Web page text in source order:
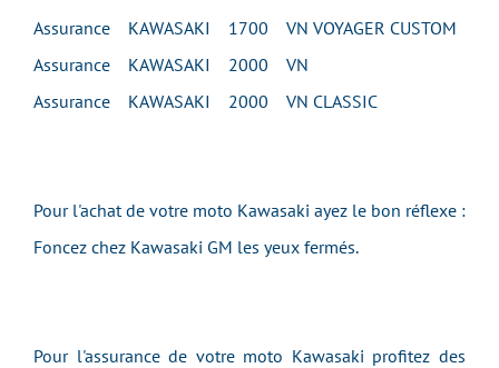
Assurance KAWASAKI 1700 VN VOYAGER CUSTOM
Assurance KAWASAKI 2000 VN
Assurance KAWASAKI 2000 VN CLASSIC
Pour l'achat de votre moto Kawasaki ayez le bon réflexe :
Foncez chez Kawasaki GM les yeux fermés.
Pour l'assurance de votre moto Kawasaki profitez des